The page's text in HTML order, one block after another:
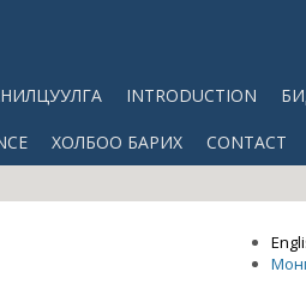
INTRODUCTION
ХОЛБОО БАРИХ CONTACT